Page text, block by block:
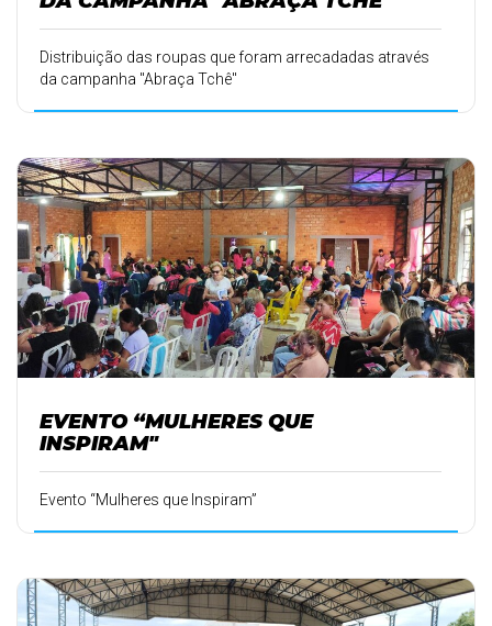
Distribuição das roupas que foram arrecadadas através
da campanha "Abraça Tchê"
EVENTO “MULHERES QUE
INSPIRAM"
Evento “Mulheres que Inspiram”